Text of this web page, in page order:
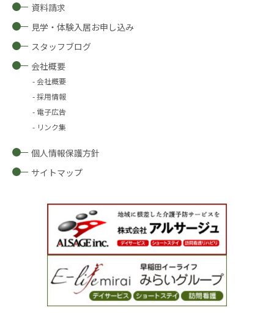
資料請求
見学・体験入居お申し込み
スタッフブログ
会社概要
会社概要
採用情報
電子広告
リンク集
個人情報保護方針
サイトマップ